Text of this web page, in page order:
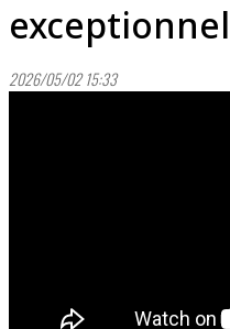
2026/05/02 15:33